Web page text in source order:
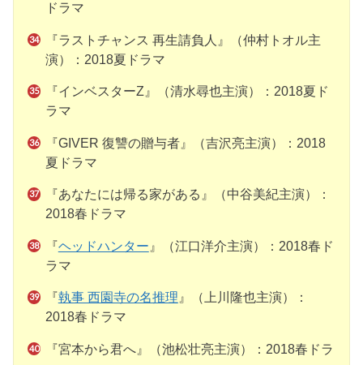
ドラマ
『ラストチャンス 再生請負人』（仲村トオル主
演）：2018夏ドラマ
『インベスターZ』（清水尋也主演）：2018夏ド
ラマ
『GIVER 復讐の贈与者』（吉沢亮主演）：2018
夏ドラマ
『あなたには帰る家がある』（中谷美紀主演）：
2018春ドラマ
『ヘッドハンター 』（江口洋介主演）：2018春ド
ラマ
『執事 西園寺の名推理 』（上川隆也主演）：
2018春ドラマ
『宮本から君へ』（池松壮亮主演）：2018春ドラ